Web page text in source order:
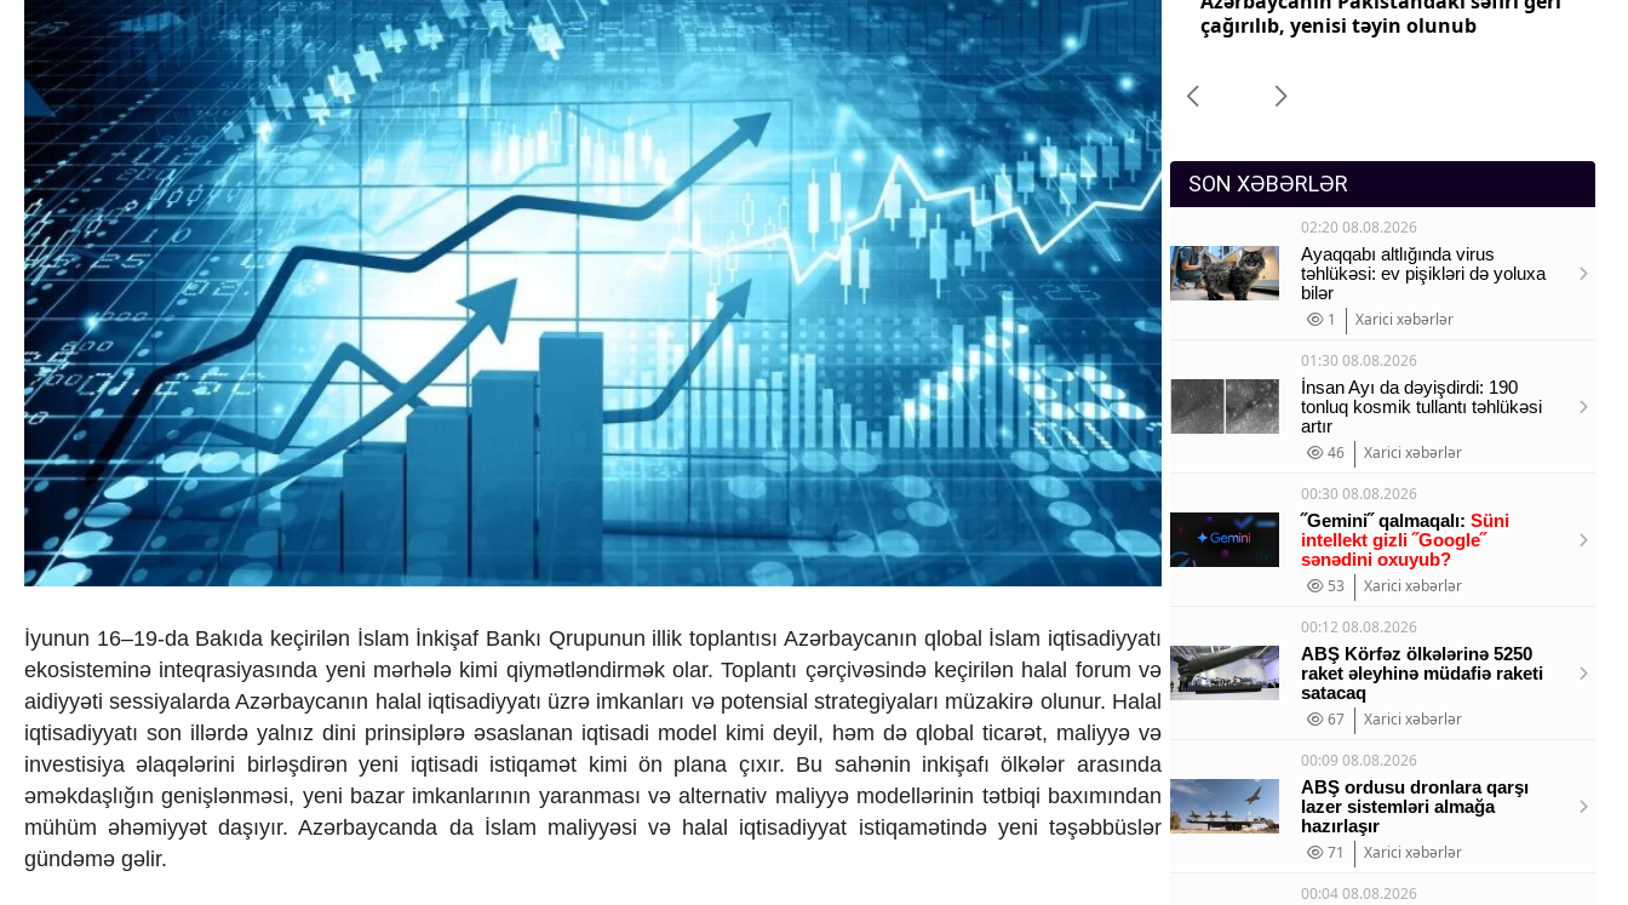
Sosium
Mənəvi dəyərlər
Texnologiya
Mətbuat-150
Siyasi
Geosiyasi
İqtisadi
Sosioloji
Araşdırma
Multimedia
Foto
Video
İnfoqrafika
Podcast
Humanitar
Elm və təhsil
Mədəniyyət
Diaspor
Yüksəliş hekayəsi
Mədəniyyətimizin Zəfəri
Zəfər Diasporu
Səhiyyə
Ailə və uşaq
Turizm
İqtisadiyyat
İqtisadi xəbərlər
Neft-qaz
Əmək və sosial siyasət
Kənd təsərrüfatı
Hərbi sənaye
Telekommunikasiya və nəqliyyat
COP29
Cəmiyyət
Crossmedia.az - 1 yaş
Siyasət
Məhkəmə və hüquq
İyunun 16–19-da Bakıda keçirilən İslam İnkişaf Bankı Qrupunun illik toplantısı Azərbaycanın qlobal İslam iqtisadiyyatı
ekosisteminə inteqrasiyasında yeni mərhələ kimi qiymətləndirmək olar. Toplantı çərçivəsində keçirilən halal forum və
aidiyyəti sessiyalarda Azərbaycanın halal iqtisadiyyatı üzrə imkanları və potensial strategiyaları müzakirə olunur. Halal
iqtisadiyyatı son illərdə yalnız dini prinsiplərə əsaslanan iqtisadi model kimi deyil, həm də qlobal ticarət, maliyyə və
investisiya əlaqələrini birləşdirən yeni iqtisadi istiqamət kimi ön plana çıxır. Bu sahənin inkişafı ölkələr arasında
əməkdaşlığın genişlənməsi, yeni bazar imkanlarının yaranması və alternativ maliyyə modellərinin tətbiqi baxımından
mühüm əhəmiyyət daşıyır. Azərbaycanda da İslam maliyyəsi və halal iqtisadiyyat istiqamətində yeni təşəbbüslər
gündəmə gəlir.
Forumunun Təşkilat Komitəsi yaradılıb
çağırılıb, yenisi təyin olunub
çağırılıb, yenisi təyin olunub
SON XƏBƏRLƏR
02:20 08.08.2026
Ayaqqabı altlığında virus
təhlükəsi: ev pişikləri də yoluxa
bilər
1
Xarici xəbərlər
01:30 08.08.2026
İnsan Ayı da dəyişdirdi: 190
tonluq kosmik tullantı təhlükəsi
artır
46
Xarici xəbərlər
00:30 08.08.2026
˝Gemini˝ qalmaqalı: Süni
intellekt gizli ˝Google˝
sənədini oxuyub?
53
Xarici xəbərlər
00:12 08.08.2026
ABŞ Körfəz ölkələrinə 5250
raket əleyhinə müdafiə raketi
satacaq
67
Xarici xəbərlər
00:09 08.08.2026
ABŞ ordusu dronlara qarşı
lazer sistemləri almağa
hazırlaşır
71
Xarici xəbərlər
00:04 08.08.2026